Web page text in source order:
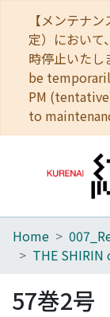
【メンテナ
定）において
時停止いた
be
PM
to
Home
Browse
Home
57巻2号